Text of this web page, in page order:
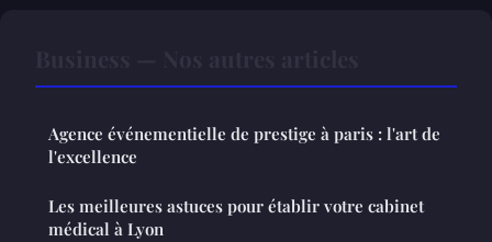
Agence événementielle de prestige à paris : l'art de
l'excellence
Les meilleures astuces pour établir votre cabinet
médical à Lyon